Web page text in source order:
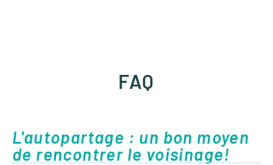
FAQ
L'autopartage : un bon moyen
de rencontrer le voisinage!